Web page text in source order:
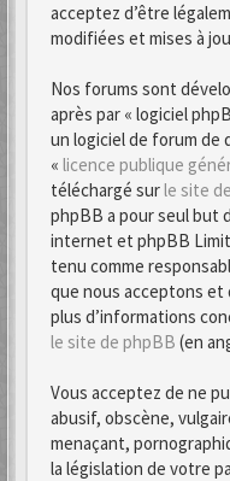
acceptez d’être
modifiées et mises à
Nos forums sont
après par « logiciel
un logiciel de forum de
« licence publique
téléchargé surle site
phpBB a pour seul but
internet et phpBB
tenu comme
que nous acceptons et
plus d’informations
le site de phpBB (en
Vous acceptez de ne
abusif, obscène,
menaçant,
la législation de votre